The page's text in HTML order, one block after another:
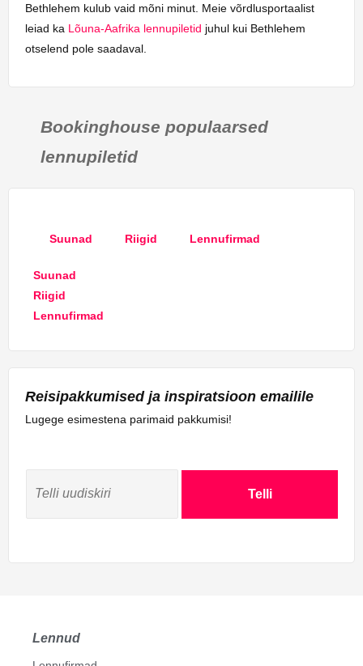
Bethlehem kulub vaid mõni minut. Meie võrdlusportaalist
leiad ka Lõuna-Aafrika lennupiletid juhul kui Bethlehem
otselend pole saadaval.
Bookinghouse populaarsed
lennupiletid
Suunad Riigid Lennufirmad
Suunad
Riigid
Lennufirmad
Reisipakkumised ja inspiratsioon emailile
Lugege esimestena parimaid pakkumisi!
Telli
Lennud